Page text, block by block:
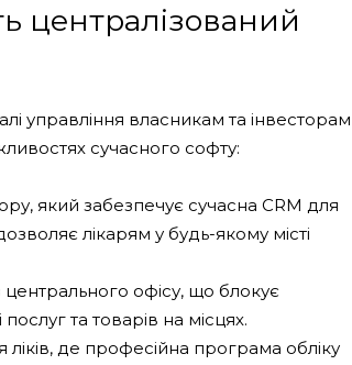
централізований
управління власникам та інвесторам
сучасного софту:
який забезпечує сучасна CRM для
лікарям у будь-якому місті
центрального офісу, що блокує
та товарів на місцях.
де професійна програма обліку